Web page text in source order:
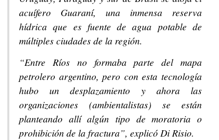
acuífero Guaraní, una inmensa reserva
hídrica que es fuente de agua potable de
múltiples ciudades de la región.
“Entre Ríos no formaba parte del mapa
petrolero argentino, pero con esta tecnología
hubo un desplazamiento y ahora las
organizaciones (ambientalistas) se están
planteando allí algún tipo de moratoria o
prohibición de la fractura”, explicó Di Risio.